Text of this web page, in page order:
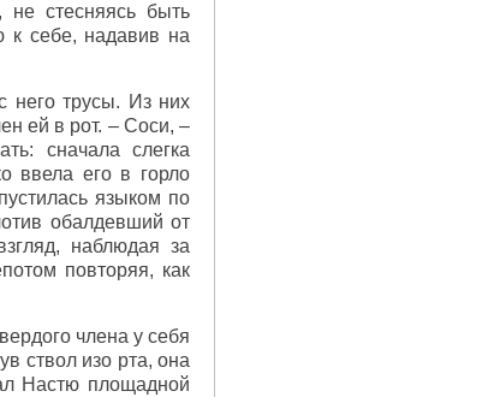
стесняясь быть
к себе, надавив на
него трусы. Из них
ей в рот. – Соси, –
сначала слегка
ввела его в горло
языком по
обалдевший от
наблюдая за
повторяя, как
члена у себя
ствол изо рта, она
Настю площадной